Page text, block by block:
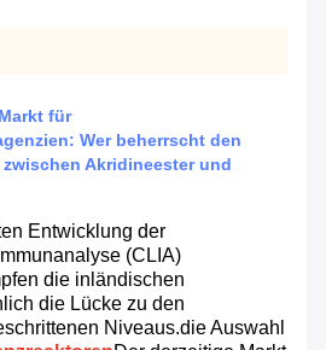
für
Wer beherrscht den
Akridineester und
Entwicklung der
(CLIA)
die inländischen
die Lücke zu den
Niveaus.die Auswahl